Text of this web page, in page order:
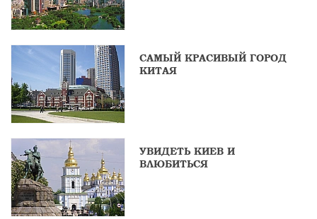
САМЫЙ КРАСИВЫЙ ГОРОД
КИТАЯ
УВИДЕТЬ КИЕВ И
ВЛЮБИТЬСЯ